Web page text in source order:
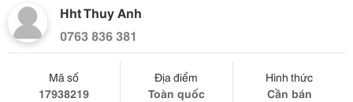
Hht Thuy Anh
0763 836 381
Mã số
17938219
Địa điểm
Toàn quốc
Hình thức
Cần bán